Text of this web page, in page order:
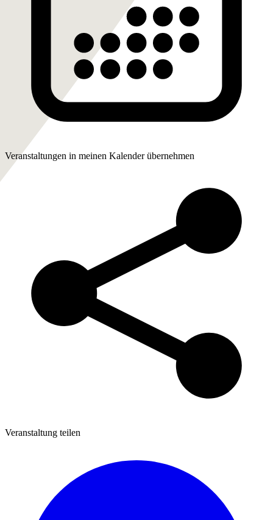
Veranstaltungen in meinen Kalender übernehmen
Veranstaltung teilen